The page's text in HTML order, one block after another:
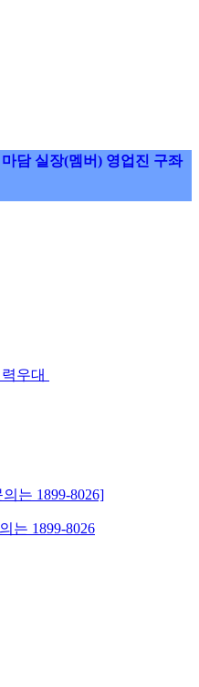
담 실장(멤버) 영업진 구좌
우대
는 1899-8026]
는 1899-8026